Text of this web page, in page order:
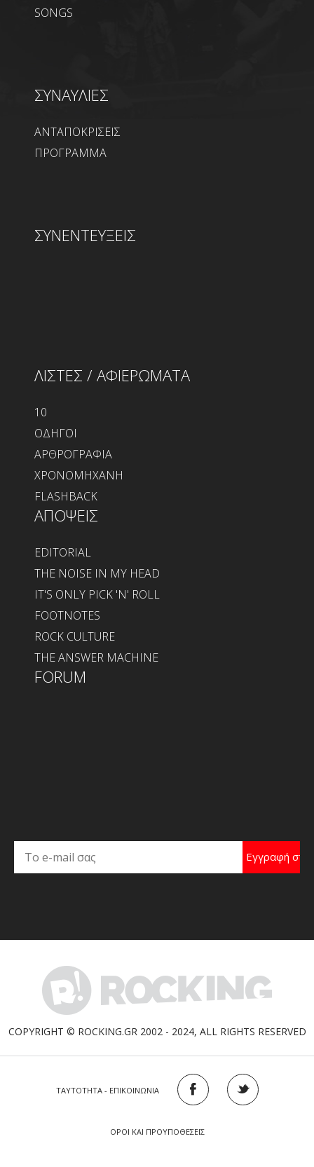
SONGS
ΣΥΝΑΥΛΙΕΣ
ΑΝΤΑΠΟΚΡΙΣΕΙΣ
ΠΡΟΓΡΑΜΜΑ
ΣΥΝΕΝΤΕΥΞΕΙΣ
ΛΙΣΤΕΣ / ΑΦΙΕΡΩΜΑΤΑ
10
ΟΔΗΓΟΙ
ΑΡΘΡΟΓΡΑΦΙΑ
ΧΡΟΝΟΜΗΧΑΝΗ
FLASHBACK
ΑΠΟΨΕΙΣ
EDITORIAL
THE NOISE IN MY HEAD
IT'S ONLY PICK 'N' ROLL
FOOTNOTES
ROCK CULTURE
THE ANSWER MACHINE
FORUM
COPYRIGHT © ROCKING.GR 2002 - 2024, ALL RIGHTS RESERVED
ΤΑΥΤΟΤΗΤΑ - ΕΠΙΚΟΙΝΩΝΙΑ
ΟΡΟΙ ΚΑΙ ΠΡΟΥΠΟΘΕΣΕΙΣ